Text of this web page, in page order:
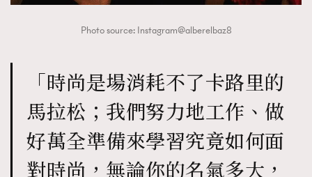
Photo source: Instagram@alberelbaz8
「時尚是場消耗不了卡路里的
馬拉松；我們努力地工作、做
好萬全準備來學習究竟如何面
對時尚，無論你的名氣多大，